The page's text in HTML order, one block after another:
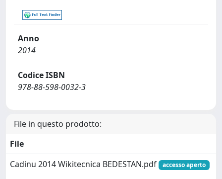
Anno
2014
Codice ISBN
978-88-598-0032-3
File in questo prodotto:
File
Cadinu 2014 Wikitecnica BEDESTAN.pdf
accesso aperto